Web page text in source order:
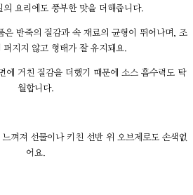
의 요리에도 풍부한 맛을 더해줍니다.
은 반죽의 질감과 속 재료의 균형이 뛰어나며, 조
퍼지지 않고 형태가 잘 유지돼요.
에 거친 질감을 더했기 때문에 소스 흡수력도 탁
월합니다.
껴져 선물이나 키친 선반 위 오브제로도 손색없
어요.